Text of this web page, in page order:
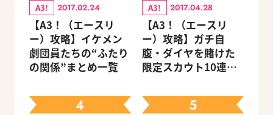
A3! 2017.02.24
【A3！（エースリ
ー）攻略】イケメン
劇団員たちの“ふたり
の関係”まとめ一覧
A3! 2017.04.28
【A3！（エースリ
ー）攻略】ガチ自
腹・ダイヤを賭けた
限定スカウト10連に
（その5）
4 5